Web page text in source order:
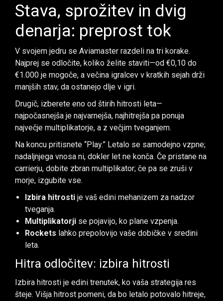
Stava, sprožitev in dvig
denarja: preprost tok
V svojem jedru se Aviamaster razdeli na tri korake.
Najprej se odločite, koliko želite staviti—od €0,10 do
€1.000 je mogoče, a večina igralcev v kratkih sejah drži
manjših stav, da ostanejo dlje v igri.
Drugič, izberete eno od štirih hitrosti leta—
najpočasnejša je najvarnejša, najhitrejša pa ponuja
največje multiplikatorje, a z večjim tveganjem.
Na koncu pritisnete “Play.” Letalo se samodejno vzpne;
nadaljnjega vnosa ni, dokler let ne konča. Če pristane na
carrierju, dobite zbran multiplikator; če pa se zruši v
morje, izgubite vse.
Izbira hitrosti je vaš edini mehanizem za nadzor
tveganja.
Multiplikatorji se pojavijo, ko plane vzpenja.
Rockets lahko prepolovijo vaše dobičke v sredini
leta.
Hitra odločitev: izbira hitrosti
Izbira hitrosti je edini trenutek, ko vaša strategija res
šteje. Višja hitrost pomeni, da bo letalo potovalo hitreje,